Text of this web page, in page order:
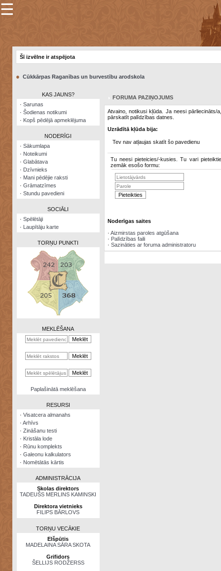
×
Šodienas
notikumi
Visatcera
almanahs
Arhīvs
Zināšanu
kalkulators
Nomētātās
☰
Šī izvēlne ir atspējota
● Cūkkārpas Raganības un burvestību arodskola
KAS JAUNS?
· Sarunas
· Šodienas notikumi
· Kopš pēdējā apmeklējuma
NODERĪGI
· Sākumlapa
· Noteikumi
· Glabātava
· Dzīvnieks
· Mani pēdējie raksti
· Grāmatzīmes
· Stundu pavedieni
SOCIĀLI
· Spēlētāji
· Laupītāju karte
TORŅU PUNKTI
MEKLĒŠANA
Paplašinātā meklēšana
RESURSI
· Visatcera almanahs
· Arhīvs
· Zināšanu testi
· Kristāla lode
· Rūnu komplekts
· Galeonu kalkulators
· Nomētātās kārtis
ADMINISTRĀCIJA
Skolas direktors
TADEUŠS MERLINS KAMINSKI
Direktora vietnieks
FILIPS BĀRLOVS
TORŅU VECĀKIE
Elšpūtis
MADELAINA SĀRA SKOTA
Grifidors
ŠELLIJS RODŽERSS
FORUMA PAZIŅOJUMS
Atvaino, notikusi kļūda. Ja neesi pārliecināts/
pārskatīt palīdzības datnes.
Uzrādītā kļūda bija:
Tev nav atļaujas skatīt šo pavedienu
Tu neesi pieteicies/-kusies. Tu vari
zemāk esošo formu:
Noderīgas saites
· Aizmirstas paroles atgūšana
· Palīdzības faili
· Sazināties ar foruma administratoru